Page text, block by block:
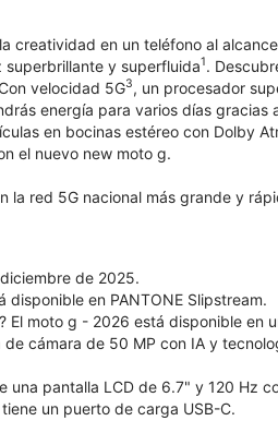
en un teléfono al
superbrillante y superfluida1.
velocidad 5G3, un procesador
energía para varios días gracias
en bocinas estéreo con Dolby
el nuevo new moto g.
la red 5G nacional más grande y
de 2025.
en PANTONE Slipstream.
moto g - 2026 está disponible en
cámara de 50 MP con IA y
pantalla LCD de 6.7" y 120 Hz
un puerto de carga USB-C.